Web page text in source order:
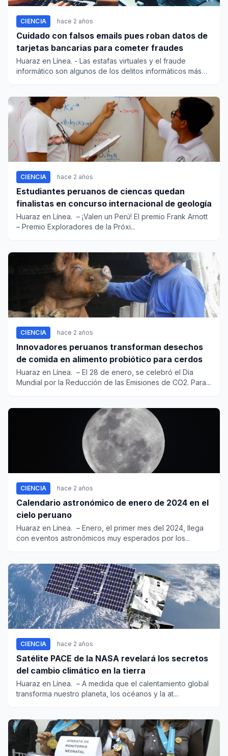
CIENCIA hace 2 años
Cuidado con falsos emails pues roban datos de
tarjetas bancarias para cometer fraudes
Huaraz en Línea. - Las estafas virtuales y el fraude
informático son algunos de los delitos informáticos más
CIENCIA hace 2 años
Estudiantes peruanos de ciencas quedan
finalistas en concurso internacional de geología
Huaraz en Línea. – ¡Valen un Perú! El premio Frank Arnott
– Premio Exploradores de la Próxi...
CIENCIA hace 2 años
Innovadores peruanos transforman desechos
de comida en alimento probiótico para cerdos
Huaraz en Línea. – El 28 de enero, se celebró el Día
Mundial por la Reducción de las Emisiones de CO2. Para...
CIENCIA hace 2 años
Calendario astronómico de enero de 2024 en el
cielo peruano
Huaraz en Línea. – Enero, el primer mes del 2024, llega
con eventos astronómicos muy esperados por los...
CIENCIA hace 2 años
Satélite PACE de la NASA revelará los secretos
del cambio climático en la tierra
Huaraz en Línea. – A medida que el calentamiento global
transforma nuestro planeta, los océanos y la at...